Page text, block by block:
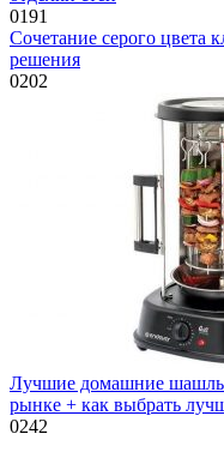
0191
Сочетание серого цвета
решения
0202
Лучшие домашние
рынке + как выбрать
0242